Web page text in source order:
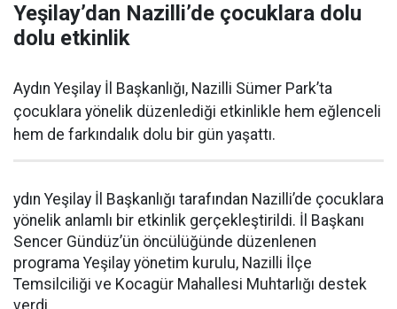
Yeşilay’dan Nazilli’de çocuklara dolu
dolu etkinlik
Aydın Yeşilay İl Başkanlığı, Nazilli Sümer Park’ta
çocuklara yönelik düzenlediği etkinlikle hem eğlenceli
hem de farkındalık dolu bir gün yaşattı.
ydın Yeşilay İl Başkanlığı tarafından Nazilli’de çocuklara
yönelik anlamlı bir etkinlik gerçekleştirildi. İl Başkanı
Sencer Gündüz’ün öncülüğünde düzenlenen
programa Yeşilay yönetim kurulu, Nazilli İlçe
Temsilciliği ve Kocagür Mahallesi Muhtarlığı destek